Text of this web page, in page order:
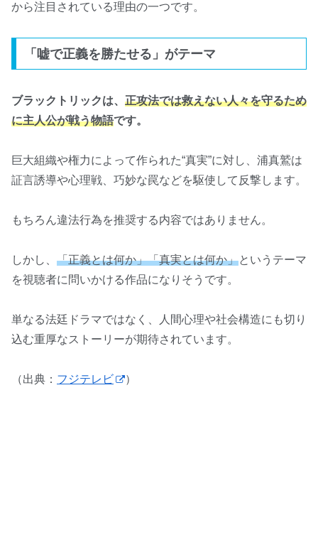
から注目されている理由の一つです。
「嘘で正義を勝たせる」がテーマ
ブラックトリックは、 正攻法では救えない人々を守るため
に主人公が戦う物語です。
巨大組織や権力によって作られた“真実”に対し、浦真鷲は
証言誘導や心理戦、巧妙な罠などを駆使して反撃します。
もちろん違法行為を推奨する内容ではありません。
しかし、 「正義とは何か」「真実とは何か」というテーマ
を視聴者に問いかける作品になりそうです。
単なる法廷ドラマではなく、人間心理や社会構造にも切り
込む重厚なストーリーが期待されています。
（出典： フジテレビ ）